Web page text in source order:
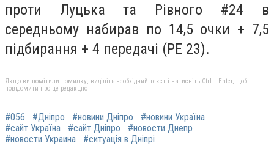
проти Луцька та Рівного #24 в
середньому набирав по 14,5 очки + 7,5
підбирання + 4 передачі (РЕ 23).
Якщо ви помітили помилку, виділіть необхідний текст і натисніть Ctrl + Enter, щоб
повідомити про це редакцію
#056 #Дніпро #новини Дніпро
#новини Україна
#сайт Україна
#сайт Дніпро
#новости Днепр
#новости Украина
#ситуація в Дніпрі